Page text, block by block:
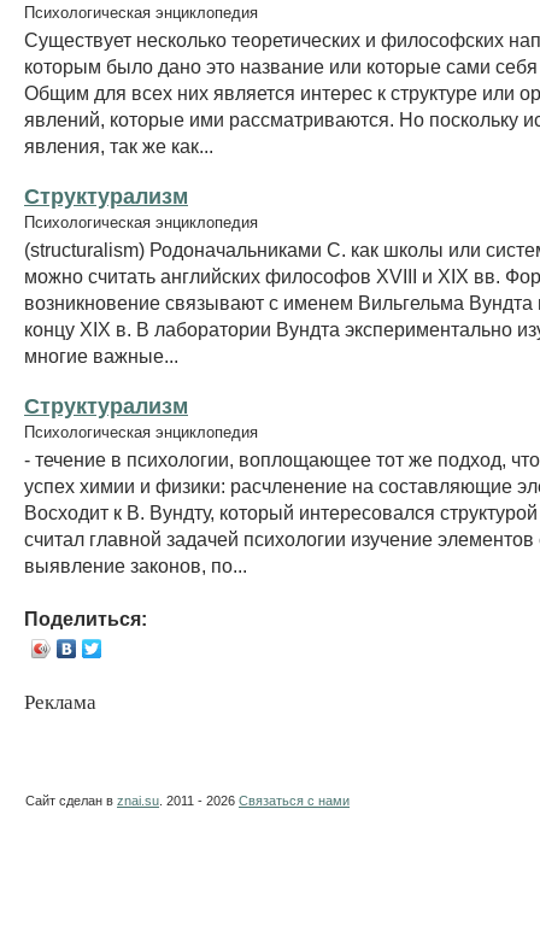
Психологическая энциклопедия
Существует несколько теоретических и философских
которым было дано это название или которые сами
Общим для всех них является интерес к структуре или
явлений, которые ими рассматриваются. Но поскольку
явления, так же как...
Структурализм
Психологическая энциклопедия
(structuralism) Родоначальниками С. как школы или
можно считать английских философов XVIII и XIX вв.
возникновение связывают с именем Вильгельма Вундта
концу XIX в. В лаборатории Вундта экспериментально
многие важные...
Структурализм
Психологическая энциклопедия
- течение в психологии, воплощающее тот же подход,
успех химии и физики: расчленение на составляющие
Восходит к В. Вундту, который интересовался
считал главной задачей психологии изучение
выявление законов, по...
Поделиться:
Реклама
Сайт сделан в znai.su . 2011 - 2026 Связаться с нами